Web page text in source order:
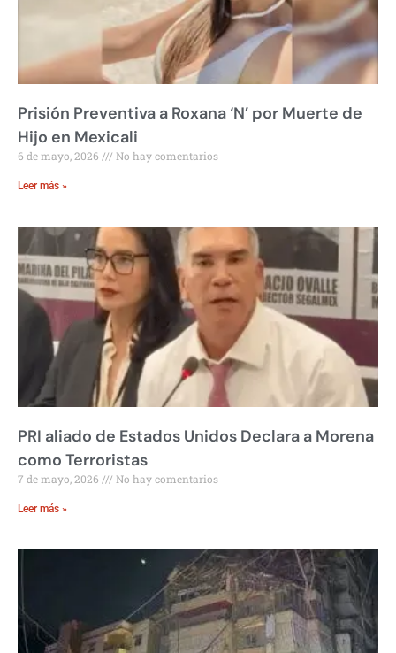
Prisión Preventiva a Roxana ‘N’ por Muerte de
Hijo en Mexicali
6 de mayo, 2026 No hay comentarios
Leer más »
PRI aliado de Estados Unidos Declara a Morena
como Terroristas
7 de mayo, 2026 No hay comentarios
Leer más »